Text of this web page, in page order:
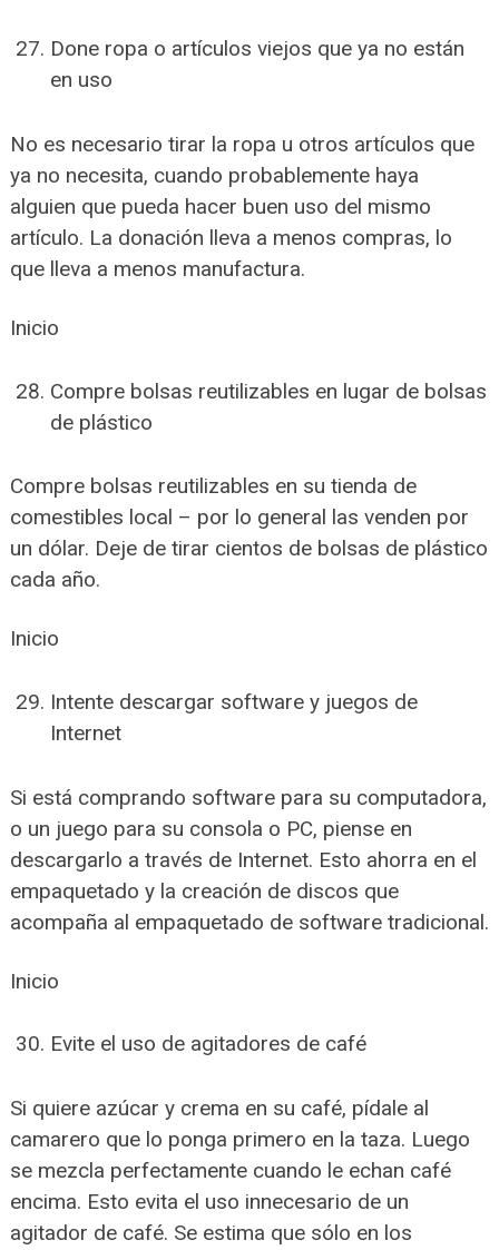
Done ropa o artículos viejos que ya no están
en uso
No es necesario tirar la ropa u otros artículos que
ya no necesita, cuando probablemente haya
alguien que pueda hacer buen uso del mismo
artículo. La donación lleva a menos compras, lo
que lleva a menos manufactura.
Inicio
Compre bolsas reutilizables en lugar de bolsas
de plástico
Compre bolsas reutilizables en su tienda de
comestibles local – por lo general las venden por
un dólar. Deje de tirar cientos de bolsas de plástico
cada año.
Inicio
Intente descargar software y juegos de
Internet
Si está comprando software para su computadora,
o un juego para su consola o PC, piense en
descargarlo a través de Internet. Esto ahorra en el
empaquetado y la creación de discos que
acompaña al empaquetado de software tradicional.
Inicio
Evite el uso de agitadores de café
Si quiere azúcar y crema en su café, pídale al
camarero que lo ponga primero en la taza. Luego
se mezcla perfectamente cuando le echan café
encima. Esto evita el uso innecesario de un
agitador de café. Se estima que sólo en los